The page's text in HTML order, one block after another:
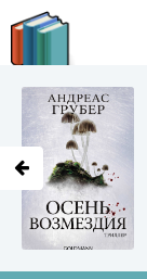
LITMIR